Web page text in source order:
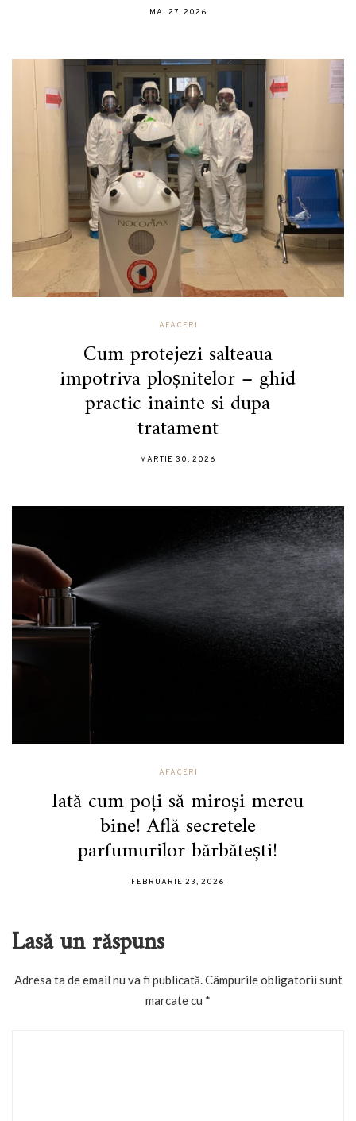
MAI 27, 2026
AFACERI
Cum protejezi salteaua
impotriva ploșnitelor – ghid
practic inainte si dupa
tratament
MARTIE 30, 2026
AFACERI
Iată cum poți să miroși mereu
bine! Află secretele
parfumurilor bărbătești!
FEBRUARIE 23, 2026
Lasă un răspuns
Adresa ta de email nu va fi publicată.Câmpurile obligatorii sunt
marcate cu *